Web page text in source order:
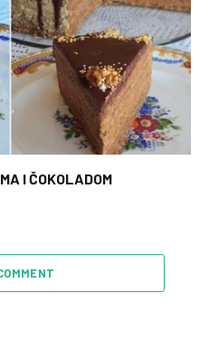
I ČOKOLADOM